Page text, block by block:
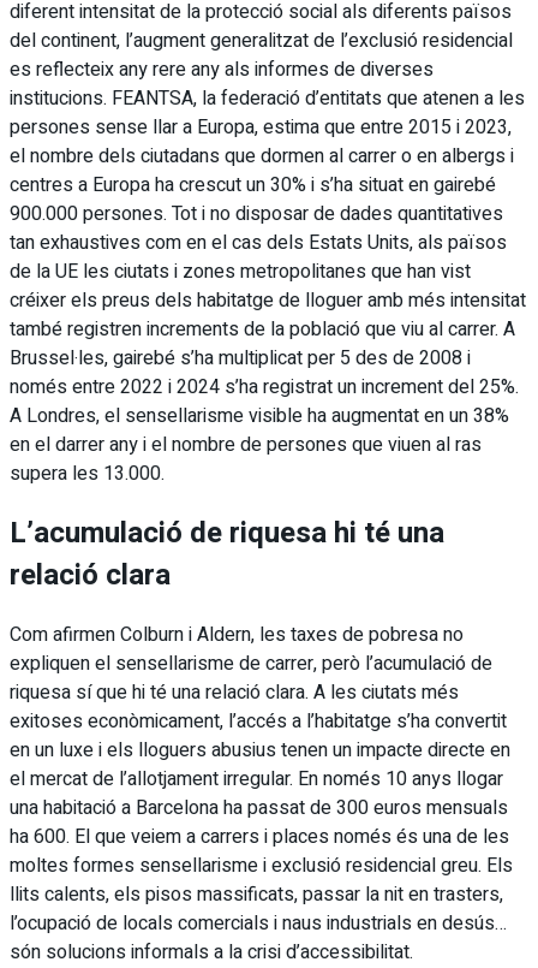
diferent intensitat de la protecció social als diferents països
del continent, l’augment generalitzat de l’exclusió residencial
es reflecteix any rere any als informes de diverses
institucions. FEANTSA, la federació d’entitats que atenen a les
persones sense llar a Europa, estima que entre 2015 i 2023,
el nombre dels ciutadans que dormen al carrer o en albergs i
centres a Europa ha crescut un 30% i s’ha situat en gairebé
900.000 persones. Tot i no disposar de dades quantitatives
tan exhaustives com en el cas dels Estats Units, als països
de la UE les ciutats i zones metropolitanes que han vist
créixer els preus dels habitatge de lloguer amb més intensitat
també registren increments de la població que viu al carrer. A
Brussel·les, gairebé s’ha multiplicat per 5 des de 2008 i
només entre 2022 i 2024 s’ha registrat un increment del 25%.
A Londres, el sensellarisme visible ha augmentat en un 38%
en el darrer any i el nombre de persones que viuen al ras
supera les 13.000.
L’acumulació de riquesa hi té una
relació clara
Com afirmen Colburn i Aldern, les taxes de pobresa no
expliquen el sensellarisme de carrer, però l’acumulació de
riquesa sí que hi té una relació clara. A les ciutats més
exitoses econòmicament, l’accés a l’habitatge s’ha convertit
en un luxe i els lloguers abusius tenen un impacte directe en
el mercat de l’allotjament irregular. En només 10 anys llogar
una habitació a Barcelona ha passat de 300 euros mensuals
ha 600. El que veiem a carrers i places només és una de les
moltes formes sensellarisme i exclusió residencial greu. Els
llits calents, els pisos massificats, passar la nit en trasters,
l’ocupació de locals comercials i naus industrials en desús…
són solucions informals a la crisi d’accessibilitat.